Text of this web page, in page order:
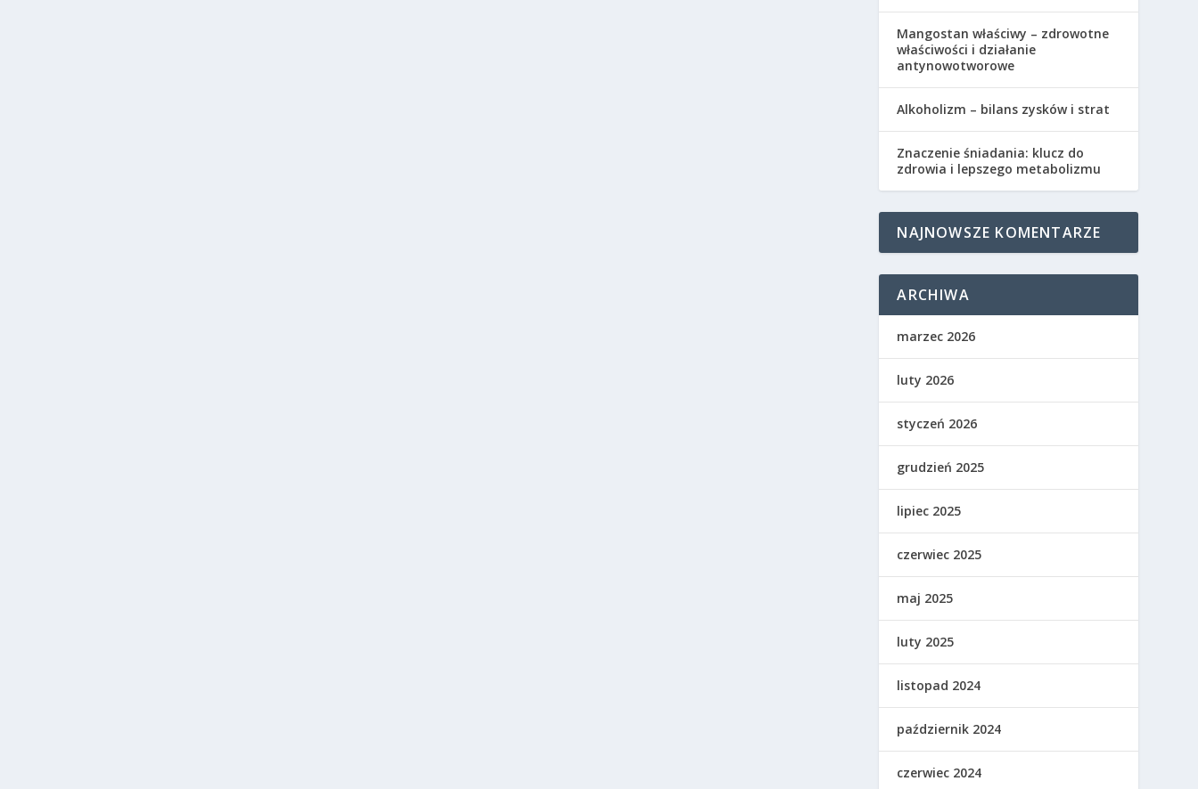
Mangostan właściwy – zdrowotne
właściwości i działanie
antynowotworowe
Alkoholizm – bilans zysków i strat
Znaczenie śniadania: klucz do
zdrowia i lepszego metabolizmu
NAJNOWSZE KOMENTARZE
ARCHIWA
marzec 2026
luty 2026
styczeń 2026
grudzień 2025
lipiec 2025
czerwiec 2025
maj 2025
luty 2025
listopad 2024
październik 2024
czerwiec 2024